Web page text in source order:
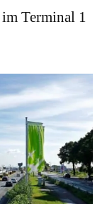
Terminal 1